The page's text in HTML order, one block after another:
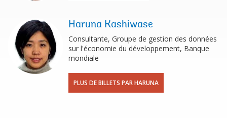
Haruna Kashiwase
Consultante, Groupe de gestion des données
sur l'économie du développement, Banque
mondiale
PLUS DE BILLETS PAR HARUNA